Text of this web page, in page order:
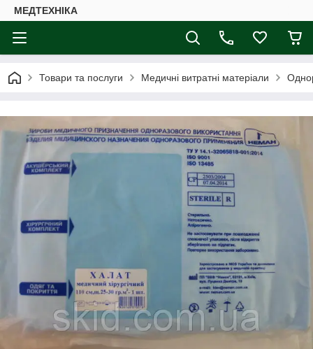
МЕДТЕХНІКА
Товари та послуги Медичні витратні матеріали